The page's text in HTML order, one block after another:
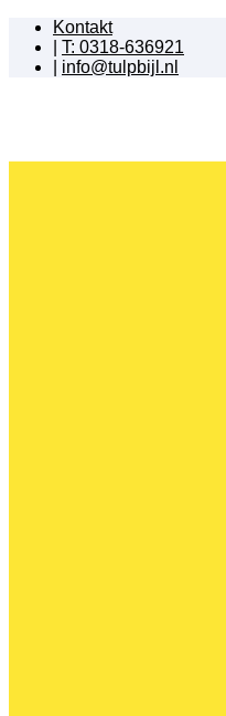
Kontakt
T: 0318-636921
info@tulpbijl.nl